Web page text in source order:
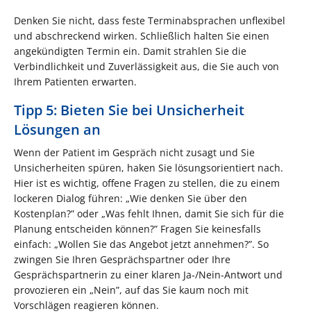
Denken Sie nicht, dass feste Terminabsprachen unflexibel
und abschreckend wirken. Schließlich halten Sie einen
angekündigten Termin ein. Damit strahlen Sie die
Verbindlichkeit und Zuverlässigkeit aus, die Sie auch von
Ihrem Patienten erwarten.
Tipp 5: Bieten Sie bei Unsicherheit
Lösungen an
Wenn der Patient im Gespräch nicht zusagt und Sie
Unsicherheiten spüren, haken Sie lösungsorientiert nach.
Hier ist es wichtig, offene Fragen zu stellen, die zu einem
lockeren Dialog führen: „Wie denken Sie über den
Kostenplan?” oder „Was fehlt Ihnen, damit Sie sich für die
Planung entscheiden können?” Fragen Sie keinesfalls
einfach: „Wollen Sie das Angebot jetzt annehmen?”. So
zwingen Sie Ihren Gesprächspartner oder Ihre
Gesprächspartnerin zu einer klaren Ja-/Nein-Antwort und
provozieren ein „Nein”, auf das Sie kaum noch mit
Vorschlägen reagieren können.